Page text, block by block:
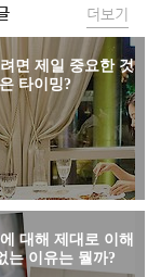
면 제일 중요한 것
은 타이밍?
대해 제대로 이해
는 이유는 뭘까?
더보기